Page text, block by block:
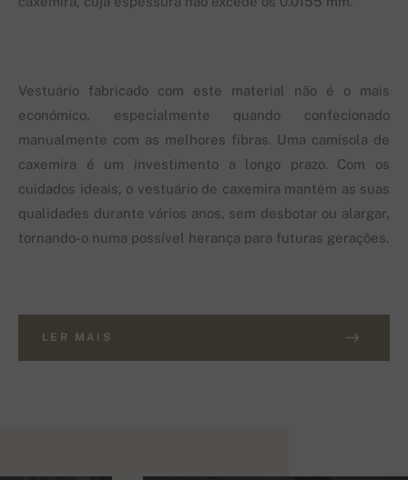
Vestuário fabricado com este material não é o mais
económico, especialmente quando confecionado
manualmente com as melhores fibras. Uma camisola de
caxemira é um investimento a longo prazo. Com os
cuidados ideais, o vestuário de caxemira mantém as suas
qualidades durante vários anos, sem desbotar ou alargar,
tornando-o numa possível herança para futuras gerações.
LER MAIS